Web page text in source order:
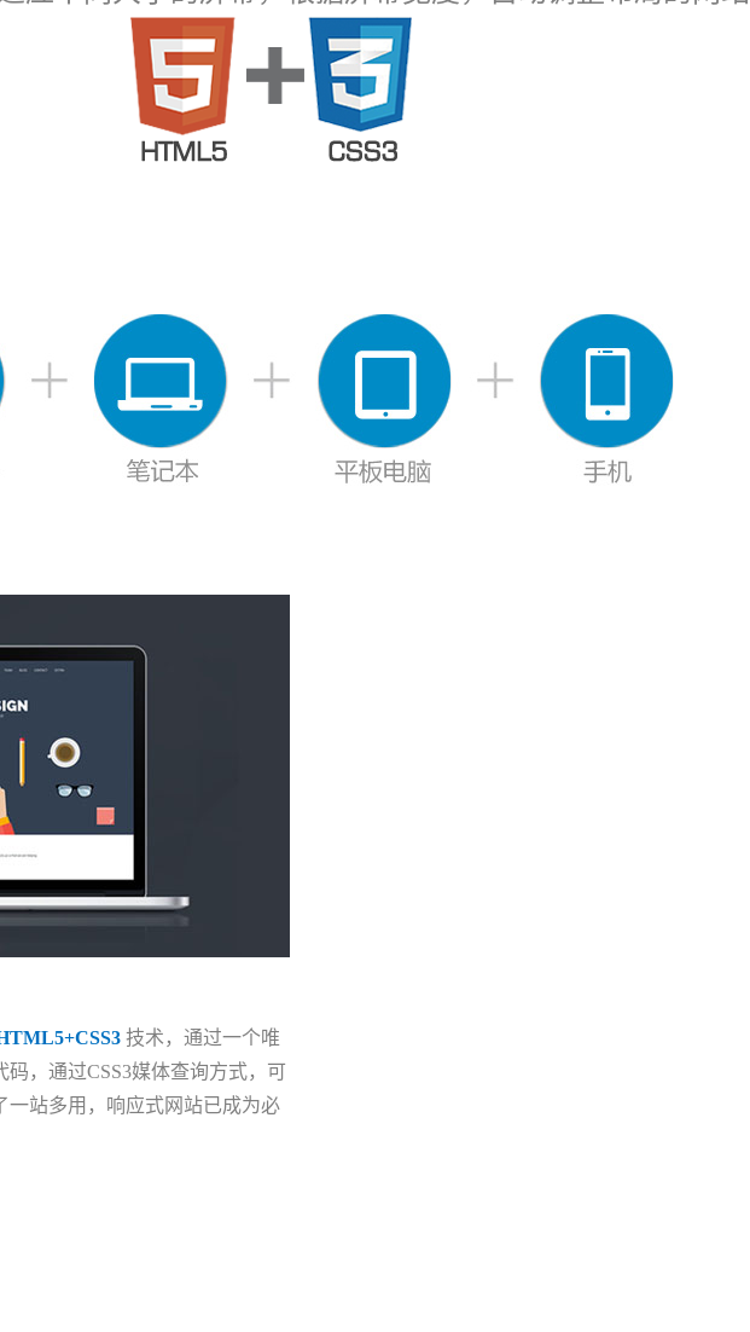
技术，通过一个唯
，通过CSS3媒体查询方式，可
一站多用，响应式网站已成为必